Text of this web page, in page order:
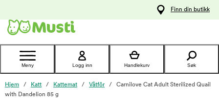
Kontakt
kundeservice
Finn din butikk
Meny Logg inn Handlekurv Søk
Hjem Katt Kattemat Våtfôr
Carnilove Cat Adult Sterilized Quail
with Dandelion 85 g